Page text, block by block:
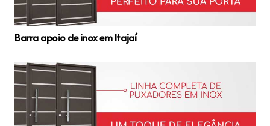
Barra apoio de inox em Itajaí